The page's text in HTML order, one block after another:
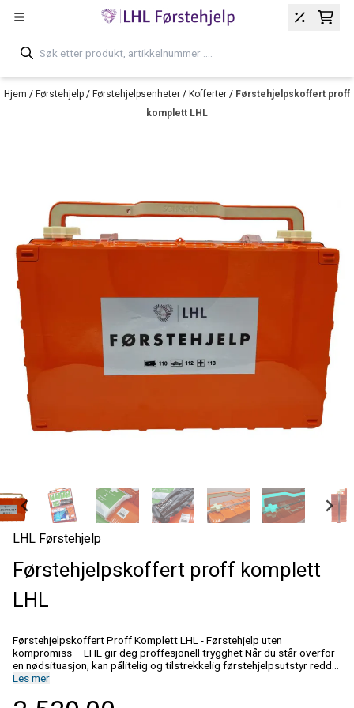
Hopp til innhold
Hjem / Førstehjelp / Førstehjelpsenheter / Kofferter / Førstehjelpskoffert proff
komplett LHL
LHL Førstehjelp
Førstehjelpskoffert proff komplett
LHL
Førstehjelpskoffert Proff Komplett LHL - Førstehjelp uten
kompromiss – LHL gir deg proffesjonell trygghet Når du står overfor
en nødsituasjon, kan pålitelig og tilstrekkelig førstehjelpsutstyr redde
liv. Vår Førstehjelpskoffert Komplett LHL er utviklet av erfarne fagfolk
effektivitet når det virkelig gjelder.Med Førstehjelpskoffert Proff
Les mer